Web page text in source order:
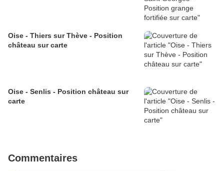
Oise - Thiers sur Thève - Position
château sur carte
Oise - Senlis - Position château sur
carte
Commentaires